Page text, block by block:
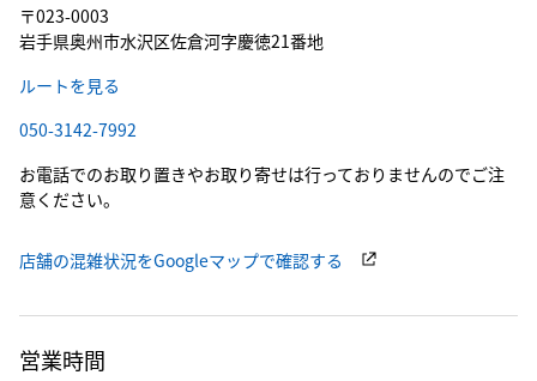
〒023-0003
岩手県奥州市水沢区佐倉河字慶徳21番地
ルートを見る
050-3142-7992
お電話でのお取り置きやお取り寄せは行っておりませんのでご注
意ください。
店舗の混雑状況をGoogleマップで確認する
営業時間